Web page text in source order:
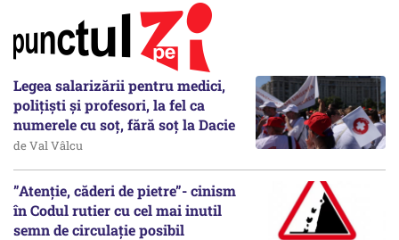
Legea salarizării pentru medici,
polițiști și profesori, la fel ca
numerele cu soț, fără soț la Dacie
de Val Vâlcu
”Atenție, căderi de pietre”- cinism
în Codul rutier cu cel mai inutil
semn de circulație posibil